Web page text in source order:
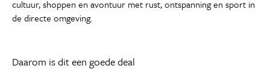
cultuur, shoppen en avontuur met rust, ontspanning en sport in
de directe omgeving.
Daarom is dit een goede deal